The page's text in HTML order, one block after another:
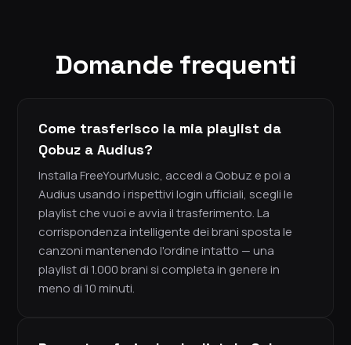
Domande frequenti
Come trasferisco la mia playlist da
Qobuz a Audius?
Installa FreeYourMusic, accedi a Qobuz e poi a
Audius usando i rispettivi login ufficiali, scegli le
playlist che vuoi e avvia il trasferimento. La
corrispondenza intelligente dei brani sposta le
canzoni mantenendo l'ordine intatto — una
playlist di 1.000 brani si completa in genere in
meno di 10 minuti.